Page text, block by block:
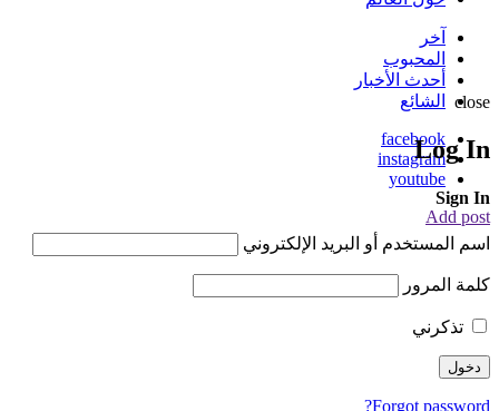
آخر
المحبوب
أحدث الأخبار
الشائع
facebook
instagram
youtube
Add post
close
Log In
Sign In
اسم المستخدم أو البريد الإلكتروني
كلمة المرور
تذكرني
Forgot password?